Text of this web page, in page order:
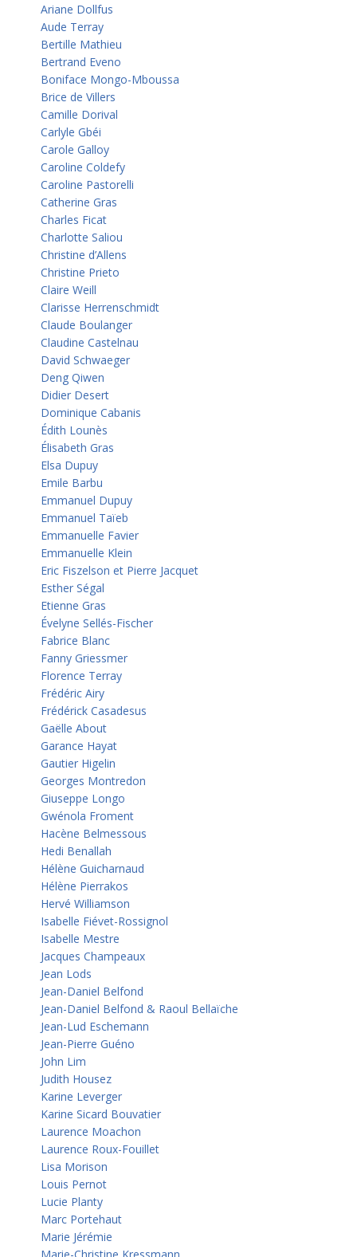
Ariane Dollfus
Aude Terray
Bertille Mathieu
Bertrand Eveno
Boniface Mongo-Mboussa
Brice de Villers
Camille Dorival
Carlyle Gbéi
Carole Galloy
Caroline Coldefy
Caroline Pastorelli
Catherine Gras
Charles Ficat
Charlotte Saliou
Christine d’Allens
Christine Prieto
Claire Weill
Clarisse Herrenschmidt
Claude Boulanger
Claudine Castelnau
David Schwaeger
Deng Qiwen
Didier Desert
Dominique Cabanis
Édith Lounès
Élisabeth Gras
Elsa Dupuy
Emile Barbu
Emmanuel Dupuy
Emmanuel Taïeb
Emmanuelle Favier
Emmanuelle Klein
Eric Fiszelson et Pierre Jacquet
Esther Ségal
Etienne Gras
Évelyne Sellés-Fischer
Fabrice Blanc
Fanny Griessmer
Florence Terray
Frédéric Airy
Frédérick Casadesus
Gaëlle About
Garance Hayat
Gautier Higelin
Georges Montredon
Giuseppe Longo
Gwénola Froment
Hacène Belmessous
Hedi Benallah
Hélène Guicharnaud
Hélène Pierrakos
Hervé Williamson
Isabelle Fiévet-Rossignol
Isabelle Mestre
Jacques Champeaux
Jean Lods
Jean-Daniel Belfond
Jean-Daniel Belfond & Raoul Bellaïche
Jean-Lud Eschemann
Jean-Pierre Guéno
John Lim
Judith Housez
Karine Leverger
Karine Sicard Bouvatier
Laurence Moachon
Laurence Roux-Fouillet
Lisa Morison
Louis Pernot
Lucie Planty
Marc Portehaut
Marie Jérémie